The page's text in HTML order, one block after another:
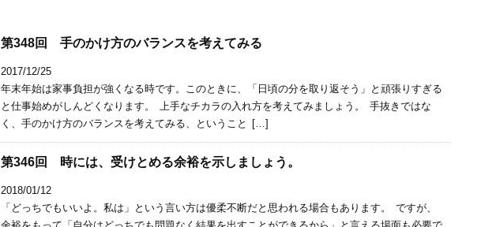
第348回 手のかけ方のバランスを考えてみる
2017/12/25
年末年始は家事負担が強くなる時です。このときに、「日頃の分を取り返そう」と頑張りすぎる
と仕事始めがしんどくなります。 上手なチカラの入れ方を考えてみましょう。 手抜きではな
く、手のかけ方のバランスを考えてみる、ということ […]
第346回 時には、受けとめる余裕を示しましょう。
2018/01/12
「どっちでもいいよ。私は」という言い方は優柔不断だと思われる場合もあります。 ですが、
余裕をもって「自分はどっちでも問題なく結果を出すことができるから」と言える場面も必要で